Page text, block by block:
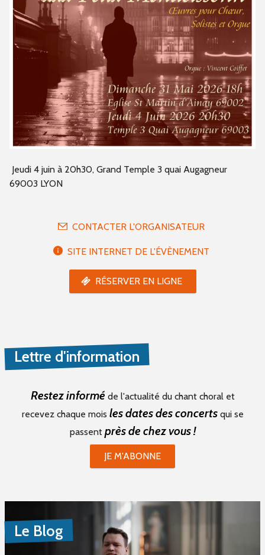
Jeudi 4 juin à 20h30, Grand Temple 3 quai Augagneur
69003 LYON
CONTACTER L'ORGANISATEUR
SITE INTERNET DE L'ÉVÈNEMENT
RÉSERVER EN LIGNE
Lettre d'information
Restez informé de l'actualité du chant choral et
recevez chaque mois les dates des concertsqui se
passent près de chez vous !
JE M'ABONNE
Le Blog